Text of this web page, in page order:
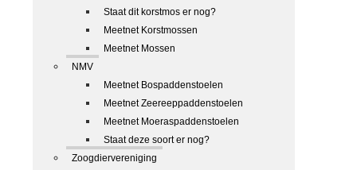
Staat dit korstmos er nog?
Meetnet Korstmossen
Meetnet Mossen
NMV
Meetnet Bospaddenstoelen
Meetnet Zeereeppaddenstoelen
Meetnet Moeraspaddenstoelen
Staat deze soort er nog?
Zoogdiervereniging